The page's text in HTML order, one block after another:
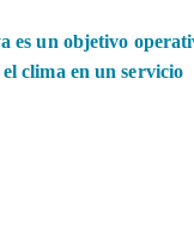
es un objetivo
clima en un servicio